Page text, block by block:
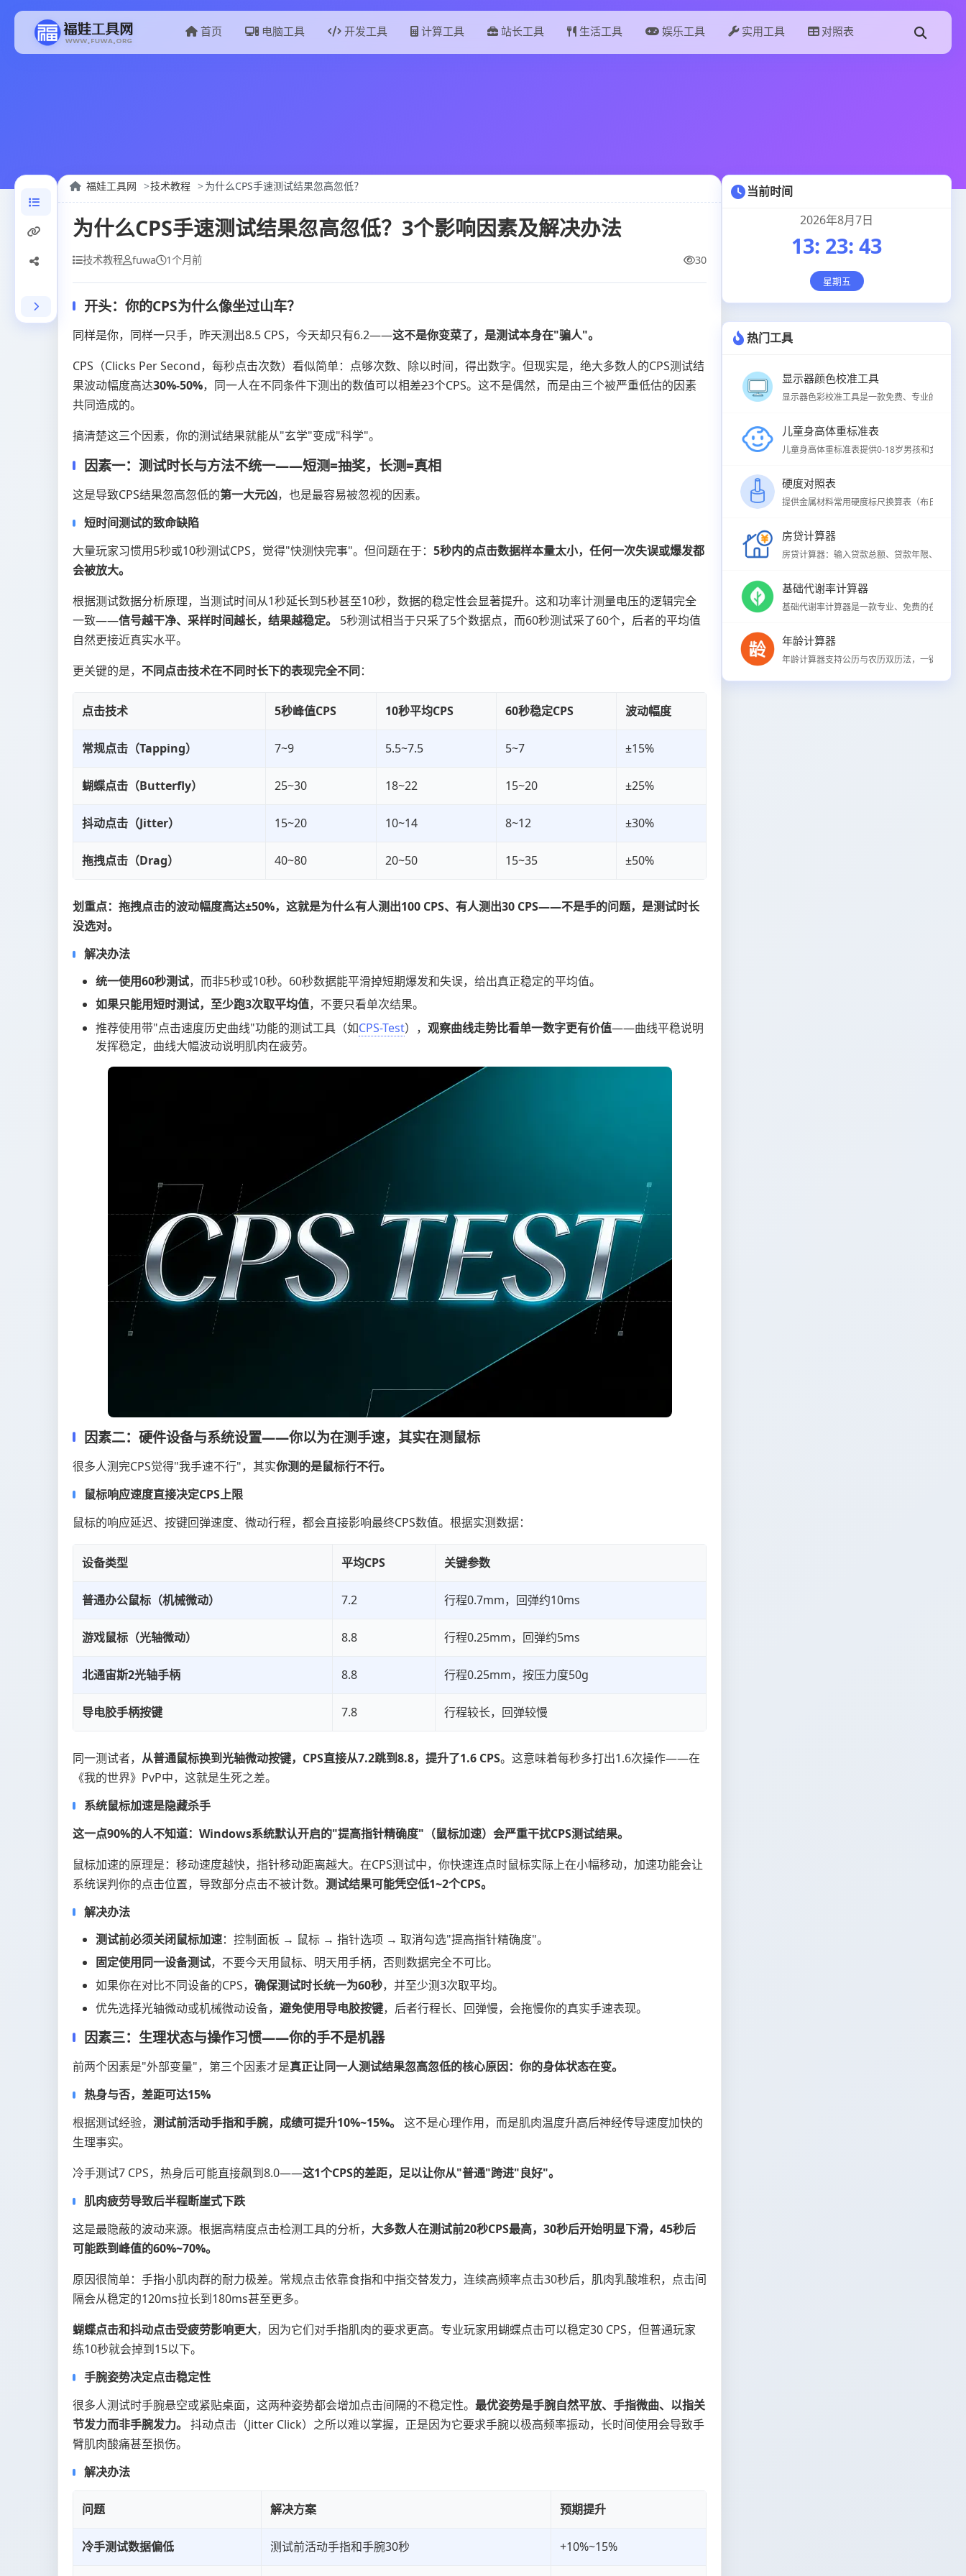
首页 电脑工具 开发工具 计算工具 站长工具 生活工具 娱乐工具 实用工具 对照表
福娃工具网 技术教程 为什么CPS手速测试结果忽高忽低？
为什么CPS手速测试结果忽高忽低？3个影响因素及解决办法
技术教程 fuwa 1个月前 30
开头：你的CPS为什么像坐过山车？
同样是你，同样一只手，昨天测出8.5 CPS，今天却只有6.2——这不是你变菜了，是测试本身在"骗人"。
CPS（Clicks Per Second，每秒点击次数）看似简单：点够次数、除以时间，得出数字。但现实是，绝大多数人的CPS测试结
果波动幅度高达30%-50%，同一人在不同条件下测出的数值可以相差23个CPS。这不是偶然，而是由三个被严重低估的因素
共同造成的。
搞清楚这三个因素，你的测试结果就能从"玄学"变成"科学"。
因素一：测试时长与方法不统一——短测=抽奖，长测=真相
这是导致CPS结果忽高忽低的第一大元凶，也是最容易被忽视的因素。
短时间测试的致命缺陷
大量玩家习惯用5秒或10秒测试CPS，觉得"快测快完事"。但问题在于： 5秒内的点击数据样本量太小，任何一次失误或爆发都
会被放大。
根据测试数据分析原理，当测试时间从1秒延长到5秒甚至10秒，数据的稳定性会显著提升。这和功率计测量电压的逻辑完全
一致——信号越干净、采样时间越长，结果越稳定。
5秒测试相当于只采了5个数据点，而60秒测试采了60个，后者的平均值
自然更接近真实水平。
更关键的是， 不同点击技术在不同时长下的表现完全不同：
点击技术 5秒峰值CPS 10秒平均CPS 60秒稳定CPS 波动幅度
常规点击（Tapping） 7~9 5.5~7.5 5~7 ±15%
蝴蝶点击（Butterfly） 25~30 18~22 15~20 ±25%
抖动点击（Jitter） 15~20 10~14 8~12 ±30%
拖拽点击（Drag） 40~80 20~50 15~35 ±50%
划重点：拖拽点击的波动幅度高达±50%，这就是为什么有人测出100 CPS、有人测出30 CPS——不是手的问题，是测试时长
没选对。
解决办法
统一使用60秒测试，而非5秒或10秒。60秒数据能平滑掉短期爆发和失误，给出真正稳定的平均值。
如果只能用短时测试，至少跑3次取平均值，不要只看单次结果。
推荐使用带"点击速度历史曲线"功能的测试工具（如CPS-Test）， 观察曲线走势比看单一数字更有价值——曲线平稳说明
发挥稳定，曲线大幅波动说明肌肉在疲劳。
因素二：硬件设备与系统设置——你以为在测手速，其实在测鼠标
很多人测完CPS觉得"我手速不行"，其实你测的是鼠标行不行。
鼠标响应速度直接决定CPS上限
鼠标的响应延迟、按键回弹速度、微动行程，都会直接影响最终CPS数值。根据实测数据：
设备类型 平均CPS 关键参数
普通办公鼠标（机械微动） 7.2 行程0.7mm，回弹约10ms
游戏鼠标（光轴微动） 8.8 行程0.25mm，回弹约5ms
北通宙斯2光轴手柄 8.8 行程0.25mm，按压力度50g
导电胶手柄按键 7.8 行程较长，回弹较慢
同一测试者， 从普通鼠标换到光轴微动按键，CPS直接从7.2跳到8.8，提升了1.6 CPS。这意味着每秒多打出1.6次操作——在
《我的世界》PvP中，这就是生死之差。
系统鼠标加速是隐藏杀手
这一点90%的人不知道：Windows系统默认开启的"提高指针精确度"（鼠标加速）会严重干扰CPS测试结果。
鼠标加速的原理是：移动速度越快，指针移动距离越大。在CPS测试中，你快速连点时鼠标实际上在小幅移动，加速功能会让
系统误判你的点击位置，导致部分点击不被计数。 测试结果可能凭空低1~2个CPS。
解决办法
测试前必须关闭鼠标加速：控制面板 → 鼠标 → 指针选项 → 取消勾选"提高指针精确度"。
固定使用同一设备测试，不要今天用鼠标、明天用手柄，否则数据完全不可比。
如果你在对比不同设备的CPS， 确保测试时长统一为60秒，并至少测3次取平均。
优先选择光轴微动或机械微动设备， 避免使用导电胶按键，后者行程长、回弹慢，会拖慢你的真实手速表现。
因素三：生理状态与操作习惯——你的手不是机器
前两个因素是"外部变量"，第三个因素才是真正让同一人测试结果忽高忽低的核心原因：你的身体状态在变。
热身与否，差距可达15%
根据测试经验， 测试前活动手指和手腕，成绩可提升10%~15%。 这不是心理作用，而是肌肉温度升高后神经传导速度加快的
生理事实。
冷手测试7 CPS，热身后可能直接飙到8.0——这1个CPS的差距，足以让你从"普通"跨进"良好"。
肌肉疲劳导致后半程断崖式下跌
这是最隐蔽的波动来源。根据高精度点击检测工具的分析， 大多数人在测试前20秒CPS最高，30秒后开始明显下滑，45秒后
可能跌到峰值的60%~70%。
原因很简单：手指小肌肉群的耐力极差。常规点击依靠食指和中指交替发力，连续高频率点击30秒后，肌肉乳酸堆积，点击间
隔会从稳定的120ms拉长到180ms甚至更多。
蝴蝶点击和抖动点击受疲劳影响更大，因为它们对手指肌肉的要求更高。专业玩家用蝴蝶点击可以稳定30 CPS，但普通玩家
练10秒就会掉到15以下。
手腕姿势决定点击稳定性
很多人测试时手腕悬空或紧贴桌面，这两种姿势都会增加点击间隔的不稳定性。 最优姿势是手腕自然平放、手指微曲、以指关
节发力而非手腕发力。 抖动点击（Jitter Click）之所以难以掌握，正是因为它要求手腕以极高频率振动，长时间使用会导致手
臂肌肉酸痛甚至损伤。
解决办法
问题 解决方案 预期提升
冷手测试数据偏低 测试前活动手指和手腕30秒 +10%~15%
当前时间
2026年8月7日
13: 23: 44
星期五
热门工具
显示器颜色校准工具
显示器色彩校准工具是一款免费、专业的在线
儿童身高体重标准表
儿童身高体重标准表提供0-18岁男孩和女孩身
硬度对照表
提供金属材料常用硬度标尺换算表（布氏HB、
房贷计算器
房贷计算器：输入贷款总额、贷款年限、年利
基础代谢率计算器
基础代谢率计算器是一款专业、免费的在线
年龄计算器
年龄计算器支持公历与农历双历法，一键计算